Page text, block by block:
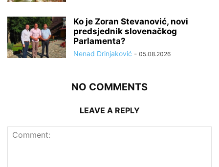
Ko je Zoran Stevanović, novi
predsjednik slovenačkog
Parlamenta?
Nenad Drinjaković - 05.08.2026
NO COMMENTS
LEAVE A REPLY